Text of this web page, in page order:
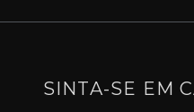
SINTA-SE EM